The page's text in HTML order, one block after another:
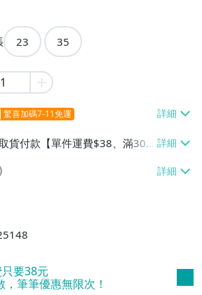
23 35
驚喜加碼7-11免運
貨付款【單件運費$38、滿30
$20000免運費】、7-ELEVEN取
單件運費$38】、萊爾富取貨付
費$60、滿30件或消費滿$2000
郵局掛號【單件運費$80、滿3
只要38元
筆筆優惠無限次！